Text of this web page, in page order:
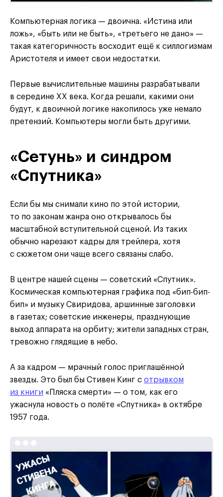
Компьютерная логика — двоична. «Истина или
ложь», «быть или не быть», «третьего не дано» —
такая категоричность восходит ещё к силлогизмам
Аристотеля и имеет свои недостатки.
Первые вычислительные машины разрабатывали
в середине XX века. Когда решали, какими они
будут, к двоичной логике накопилось уже немало
претензий. Компьютеры могли быть другими.
«Сетунь» и синдром
«Спутника»
Если бы мы снимали кино по этой истории,
то по законам жанра оно открывалось бы
масштабной вступительной сценой. Из таких
обычно нарезают кадры для трейлера, хотя
с сюжетом они чаще всего связаны слабо.
В центре нашей сцены — советский «Спутник».
Космическая компьютерная графика под «бип-бип-
бип» и музыку Свиридова, аршинные заголовки
в газетах; советские инженеры, празднующие
выход аппарата на орбиту; жители западных стран,
тревожно глядящие в небо.
А за кадром — мрачный голос приглашённой
звезды. Это был бы Стивен Кинг с отрывком
из книги «Пляска смерти» — о том, как его
ужаснула новость о полёте «Спутника» в октябре
1957 года.